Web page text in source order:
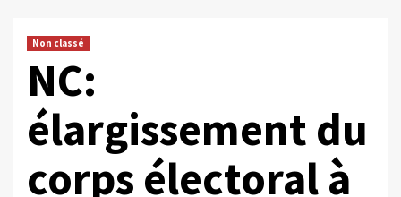
Non classé
NC:
élargissement du
corps électoral à